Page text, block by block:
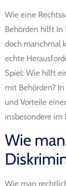
Wie eine
Behörden hilft In
doch manchmal
echte
Spiel: Wie hilft
mit Behörden?
und Vorteile
insbesondere
Wie
Wie man